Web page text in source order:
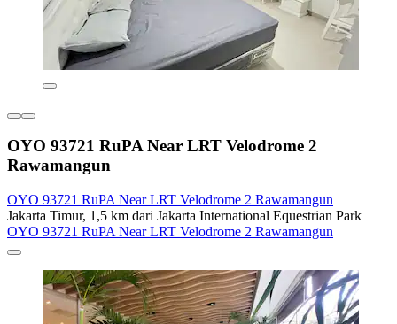
OYO 93721 RuPA Near LRT Velodrome 2
Rawamangun
OYO 93721 RuPA Near LRT Velodrome 2 Rawamangun
Jakarta Timur, 1,5 km dari Jakarta International Equestrian Park
OYO 93721 RuPA Near LRT Velodrome 2 Rawamangun